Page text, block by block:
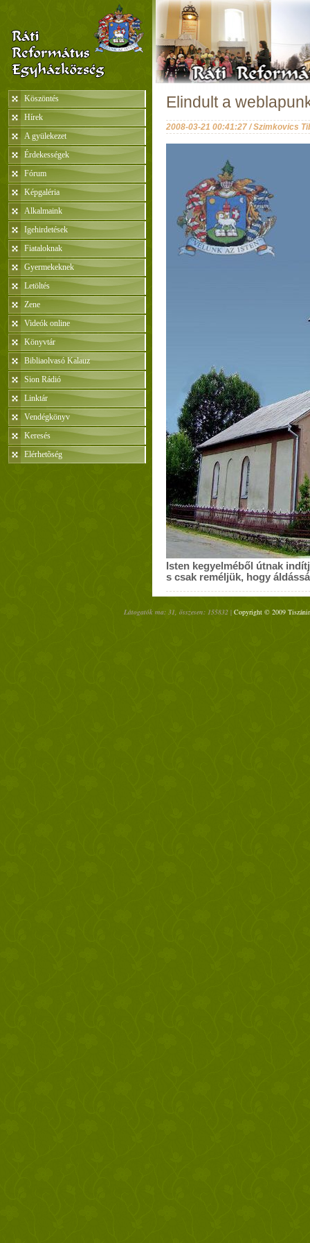
Köszöntés
Hírek
A gyülekezet
Érdekességek
Fórum
Képgaléria
Alkalmaink
Igehirdetések
Fiataloknak
Gyermekeknek
Letöltés
Zene
Videók online
Könyvtár
Bibliaolvasó Kalauz
Sion Rádió
Linktár
Vendégkönyv
Keresés
Elérhetõség
Elindult a
2008-03-21 00:41:27 / Szimkovics
Isten kegyelméből útnak
s csak reméljük, hogy
Látogatók ma: 31, összesen: 155832 | Copyright © 2009